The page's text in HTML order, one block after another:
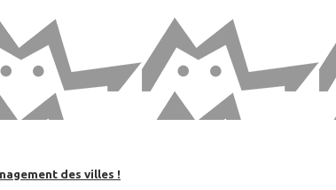
des villes !